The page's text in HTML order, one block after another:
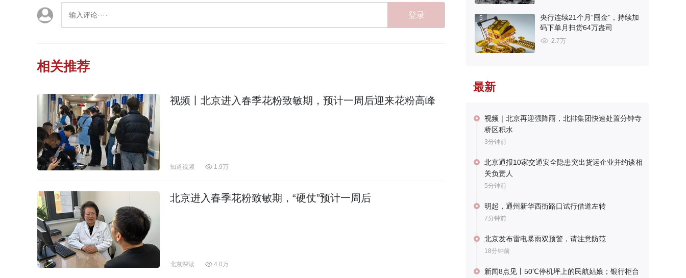
登录
相关推荐
视频丨北京进入春季花粉致敏期，预计一周后迎来花粉高峰
知道视频 1.9万
北京进入春季花粉致敏期，“硬仗”预计一周后
北京深读 4.0万
5
央行连续21个月“囤金”，持续加
码下单月扫货64万盎司
2.7万
最新
视频｜北京再迎强降雨，北排集团快速处置分钟寺
桥区积水
3分钟前
北京通报10家交通安全隐患突出货运企业并约谈相
关负责人
5分钟前
明起，通州新华西街路口试行借道左转
7分钟前
北京发布雷电暴雨双预警，请注意防范
18分钟前
新闻8点见丨50℃停机坪上的民航姑娘；银行柜台